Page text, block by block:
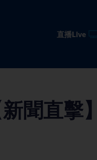
直播Live
新聞直擊